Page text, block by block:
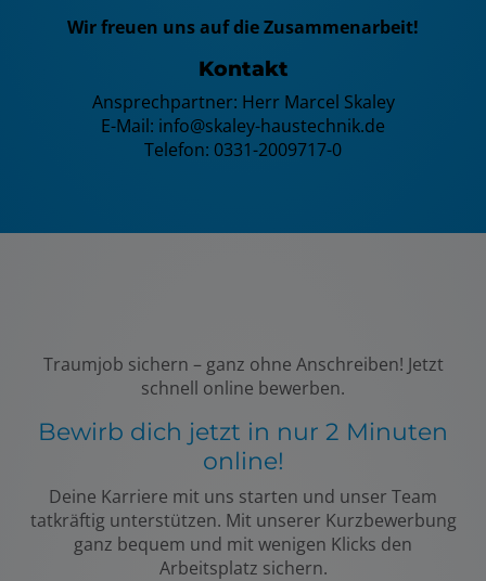
Wir freuen uns auf die Zusammenarbeit!
Kontakt
Ansprechpartner: Herr Marcel Skaley
E-Mail: info@skaley-haustechnik.de
Telefon: 0331-2009717-0
Traumjob sichern – ganz ohne Anschreiben! Jetzt
schnell online bewerben.
Bewirb dich jetzt in nur 2 Minuten
online!
Deine Karriere mit uns starten und unser Team
tatkräftig unterstützen. Mit unserer Kurzbewerbung
ganz bequem und mit wenigen Klicks den
Arbeitsplatz sichern.